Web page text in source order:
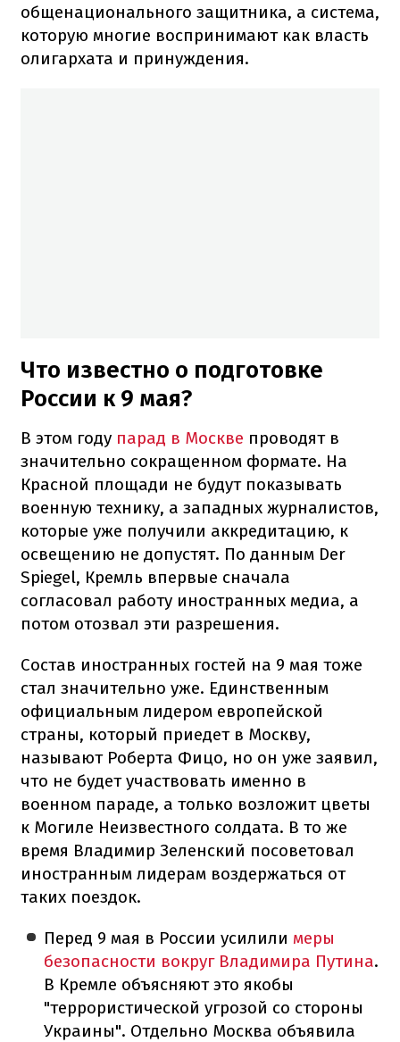
общенационального защитника, а система,
которую многие воспринимают как власть
олигархата и принуждения.
Что известно о подготовке
России к 9 мая?
В этом году парад в Москве проводят в
значительно сокращенном формате. На
Красной площади не будут показывать
военную технику, а западных журналистов,
которые уже получили аккредитацию, к
освещению не допустят. По данным Der
Spiegel, Кремль впервые сначала
согласовал работу иностранных медиа, а
потом отозвал эти разрешения.
Состав иностранных гостей на 9 мая тоже
стал значительно уже. Единственным
официальным лидером европейской
страны, который приедет в Москву,
называют Роберта Фицо, но он уже заявил,
что не будет участвовать именно в
военном параде, а только возложит цветы
к Могиле Неизвестного солдата. В то же
время Владимир Зеленский посоветовал
иностранным лидерам воздержаться от
таких поездок.
Перед 9 мая в России усилили меры
безопасности вокруг Владимира Путина.
В Кремле объясняют это якобы
"террористической угрозой со стороны
Украины". Отдельно Москва объявила